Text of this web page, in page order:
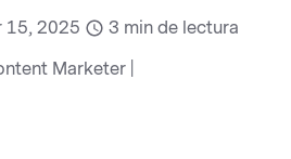
15, 2025 3 min de lectura
Marketer |